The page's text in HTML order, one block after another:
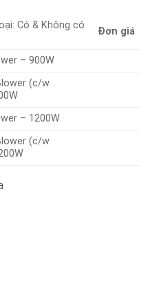
Có & Không có
Đơn giá
– 900W
(c/w
– 1200W
(c/w